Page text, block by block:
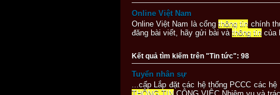
Online Việt Nam
Online Việt Nam là cổngthông tin chính
đăng bài viết, hãy gửi bài và thông tin của
Kết quả tìm kiếm trên "Tin tức": 98
Tuyển nhân sự
...cấp Lắp đặt các hệ thống PCCC các